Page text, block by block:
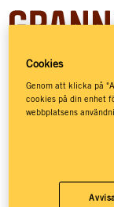
Granngården
natur. Hos
smörjmedel,
jordnära liv.
småländska
Cookies
Genom att klicka på
cookies på din enhet
webbplatsens